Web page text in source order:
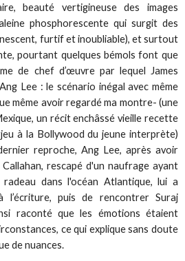
beauté vertigineuse des images
phosphorescente qui surgit des
furtif et inoubliable), et surtout
pourtant quelques bémols font que
de chef d’œuvre par lequel James
Lee : le scénario inégal avec même
même avoir regardé ma montre- (une
un récit enchâssé vieille recette
à la Bollywood du jeune interprète)
reproche, Ang Lee, après avoir
rescapé d'un naufrage ayant
dans l'océan Atlantique, lui a
l’écriture, puis de rencontrer Suraj
raconté que les émotions étaient
ce qui explique sans doute
de nuances.